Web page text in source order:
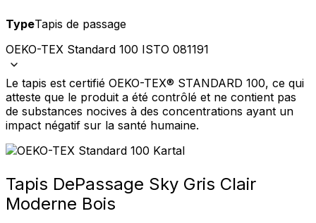
TypeTapis de passage
OEKO-TEX Standard 100 ISTO 081191
Le tapis est certifié OEKO-TEX® STANDARD 100, ce qui
atteste que le produit a été contrôlé et ne contient pas
de substances nocives à des concentrations ayant un
impact négatif sur la santé humaine.
Tapis DePassage Sky Gris Clair
Moderne Bois